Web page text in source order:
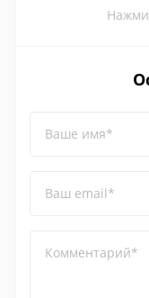
Ваше имя*
Ваш email*
Комментарий*